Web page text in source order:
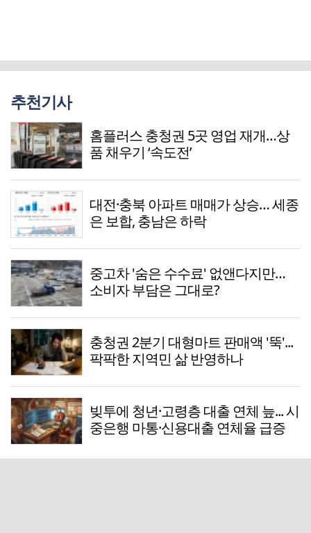
추천기사
홈플러스 충청권 5곳 영업 재개…상
품 채우기 ‘속도전’
대전·충북 아파트 매매가 상승… 세종
은 보합, 충남은 하락
중고차 '숨은 수수료' 없앤다지만…
소비자 부담은 그대로?
충청권 2분기 대형마트 판매액 '뚝'...
팍팍한 지역민 삶 반영하나
빚투에 청년·고령층 대출 연체 늪... 시
중은행 마통·신용대출 연체율 급증